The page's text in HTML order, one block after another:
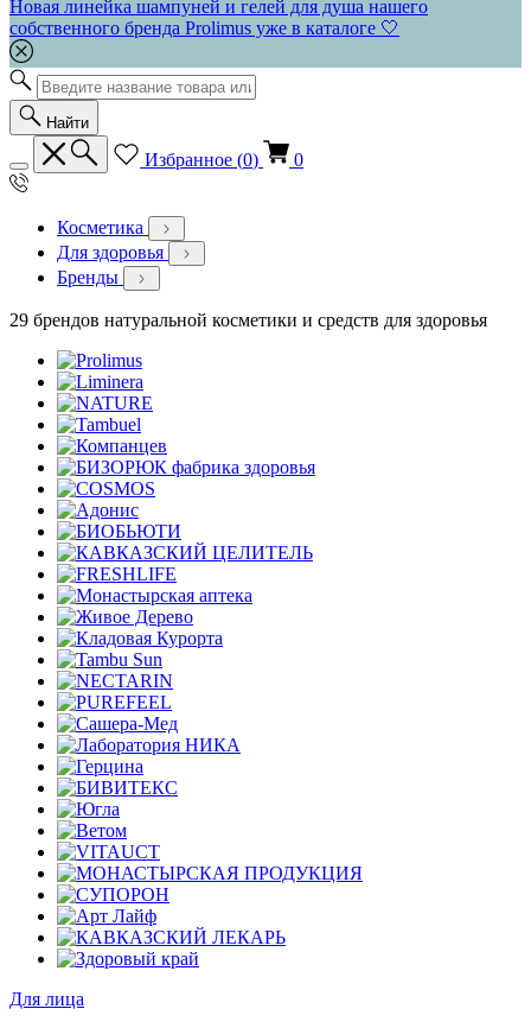
Новая линейка шампуней и гелей для душа нашего
собственного бренда Prolimus уже в каталоге 🤍
Найти
Избранное (0) 0
Косметика
Для здоровья
Бренды
29 брендов натуральной косметики и средств для здоровья
Для лица